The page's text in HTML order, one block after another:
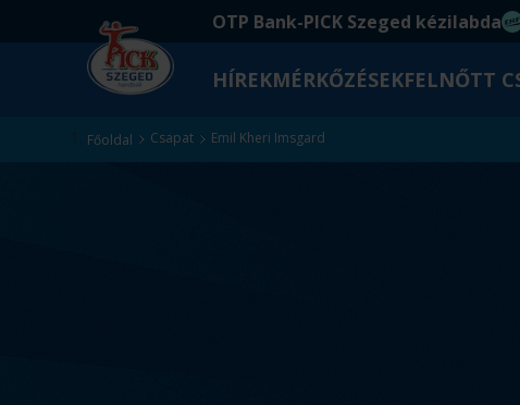
OTP Bank-PICK Szeged kézilabda
HÍREKMÉRKŐZÉSEKFELNŐTT
Főoldal Csapat Emil Kheri Imsgard